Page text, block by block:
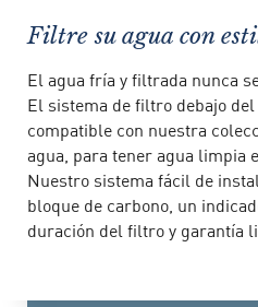
Filtre su agua con
El agua fría y filtrada nunca
El sistema de filtro debajo
compatible con nuestra
agua, para tener agua limpia
Nuestro sistema fácil de
bloque de carbono, un
duración del filtro y garantía